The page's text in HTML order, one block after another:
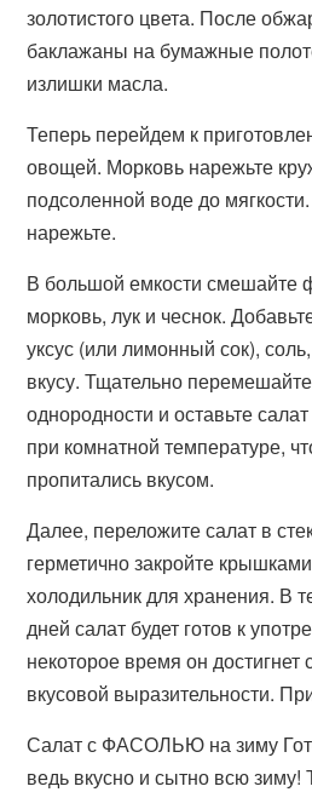
золотистого цвета. После
баклажаны на бумажные
излишки масла.
Теперь перейдем к
овощей. Морковь нарежьте
подсоленной воде до
нарежьте.
В большой емкости смешайте
морковь, лук и чеснок.
уксус (или лимонный сок),
вкусу. Тщательно
однородности и оставьте
при комнатной температуре,
пропитались вкусом.
Далее, переложите салат в
герметично закройте
холодильник для хранения. В
дней салат будет готов к
некоторое время он
вкусовой выразительности.
Салат с ФАСОЛЬЮ на зиму
ведь вкусно и сытно всю